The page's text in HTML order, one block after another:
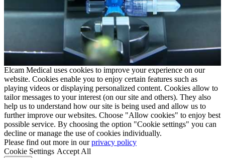
Elcam Medical uses cookies to improve your experience on our
website. Cookies enable you to enjoy certain features such as
playing videos or displaying personalized content. Cookies allow to
tailor messages to your interest (on our site and others). They also
help us to understand how our site is being used and allow us to
further improve our websites. Choose "Allow cookies" to enjoy best
possible service. By choosing the option "Cookie settings" you can
decline or manage the use of cookies individually.
Please find out more in ourprivacy policy
Cookie Settings Accept All